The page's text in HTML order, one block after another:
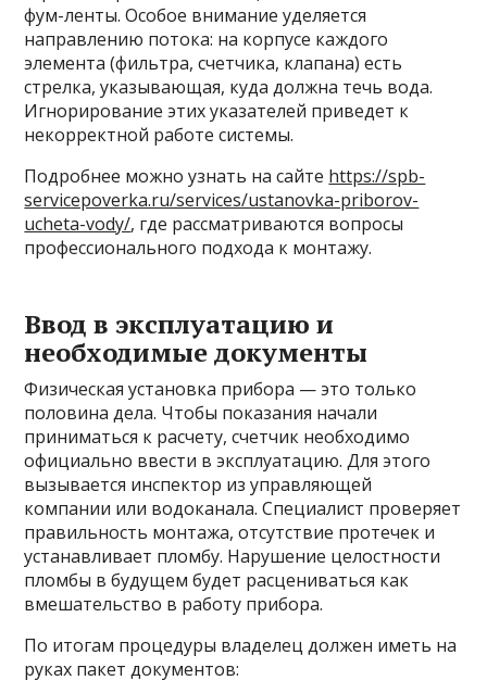
фум-ленты. Особое внимание уделяется
направлению потока: на корпусе каждого
элемента (фильтра, счетчика, клапана) есть
стрелка, указывающая, куда должна течь вода.
Игнорирование этих указателей приведет к
некорректной работе системы.
Подробнее можно узнать на сайте https://spb-
servicepoverka.ru/services/ustanovka-priborov-
ucheta-vody/, где рассматриваются вопросы
профессионального подхода к монтажу.
Ввод в эксплуатацию и
необходимые документы
Физическая установка прибора — это только
половина дела. Чтобы показания начали
приниматься к расчету, счетчик необходимо
официально ввести в эксплуатацию. Для этого
вызывается инспектор из управляющей
компании или водоканала. Специалист проверяет
правильность монтажа, отсутствие протечек и
устанавливает пломбу. Нарушение целостности
пломбы в будущем будет расцениваться как
вмешательство в работу прибора.
По итогам процедуры владелец должен иметь на
руках пакет документов: